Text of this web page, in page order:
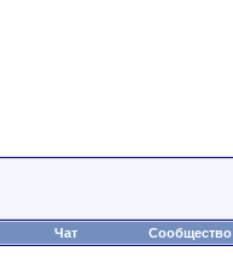
Чат Сообщество